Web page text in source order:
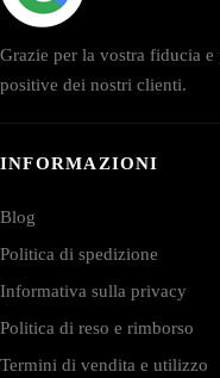
Grazie per la vostra fiducia
positive dei nostri clienti.
INFORMAZIONI
Blog
Politica di spedizione
Informativa sulla privacy
Politica di reso e rimborso
Termini di vendita e utilizzo